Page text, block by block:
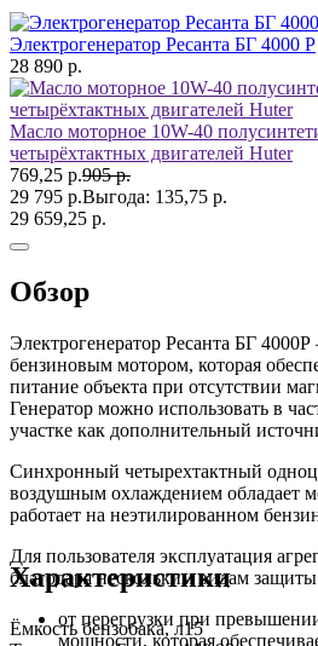
Электрогенератор Ресанта БГ 4000 Р
28 890 р.
Масло моторное 10W-40
четырёхтактных двигателей Huter
769,25 р.905 р.
29 795 р.Выгода: 135,75 р.
29 659,25 р.
Обзор
Электрогенератор Ресанта БГ
бензиновым мотором, которая
питание объекта при отсутствии
Генератор можно использовать в
участке как дополнительный
Синхронный четырехтактный
воздушным охлаждением обладает
работает на неэтилированном
Для пользователя эксплуатация
благодаря нескольким видам
от перегрузки при
мощности, которая
Характеристики
Ёмкость бензобака, л15